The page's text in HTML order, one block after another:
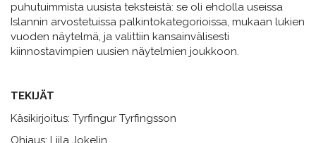
puhutuimmista uusista teksteistä: se oli ehdolla useissa
Islannin arvostetuissa palkintokategorioissa, mukaan lukien
vuoden näytelmä, ja valittiin kansainvälisesti
kiinnostavimpien uusien näytelmien joukkoon.
TEKIJÄT
Käsikirjoitus: Tyrfingur Tyrfingsson
Ohjaus: Liila Jokelin